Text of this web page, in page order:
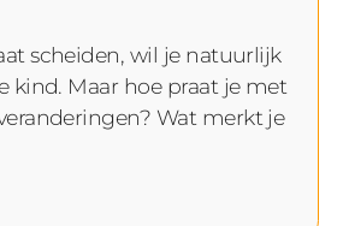
scheiden, wil je natuurlijk
kind. Maar hoe praat je met
Wat merkt je